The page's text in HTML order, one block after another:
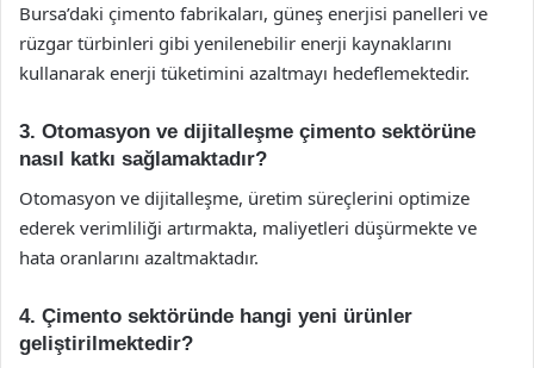
Bursa’daki çimento fabrikaları, güneş enerjisi panelleri ve
rüzgar türbinleri gibi yenilenebilir enerji kaynaklarını
kullanarak enerji tüketimini azaltmayı hedeflemektedir.
3. Otomasyon ve dijitalleşme çimento sektörüne
nasıl katkı sağlamaktadır?
Otomasyon ve dijitalleşme, üretim süreçlerini optimize
ederek verimliliği artırmakta, maliyetleri düşürmekte ve
hata oranlarını azaltmaktadır.
4. Çimento sektöründe hangi yeni ürünler
geliştirilmektedir?